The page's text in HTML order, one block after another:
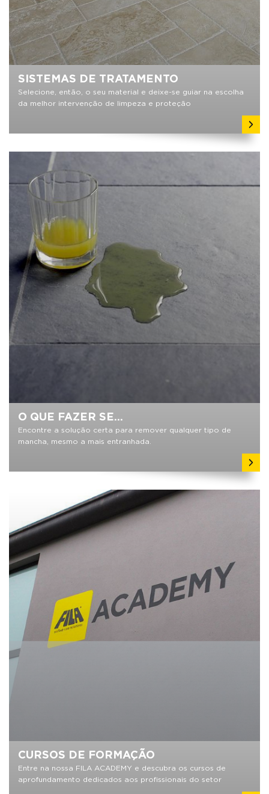
SISTEMAS DE TRATAMENTO
Selecione, então, o seu material e deixe-se guiar na escolha
da melhor intervenção de limpeza e proteção
O QUE FAZER SE...
Encontre a solução certa para remover qualquer tipo de
mancha, mesmo a mais entranhada.
CURSOS DE FORMAÇÃO
Entre na nossa FILA ACADEMY e descubra os cursos de
aprofundamento dedicados aos profissionais do setor